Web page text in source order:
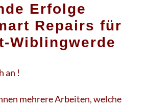
Erfolge
Repairs für
Wiblingwerde
an !
mehrere Arbeiten, welche